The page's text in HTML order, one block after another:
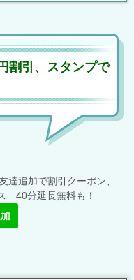
割引、スタンプで
追加で割引クーポン、
40分延長無料も！